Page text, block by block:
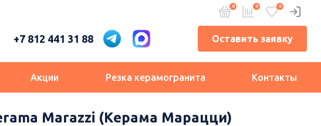
+7 812 441 31 88 Оставить заявку
Акции Резка керамогранита Контакты
Marazzi (Керама Марацци)